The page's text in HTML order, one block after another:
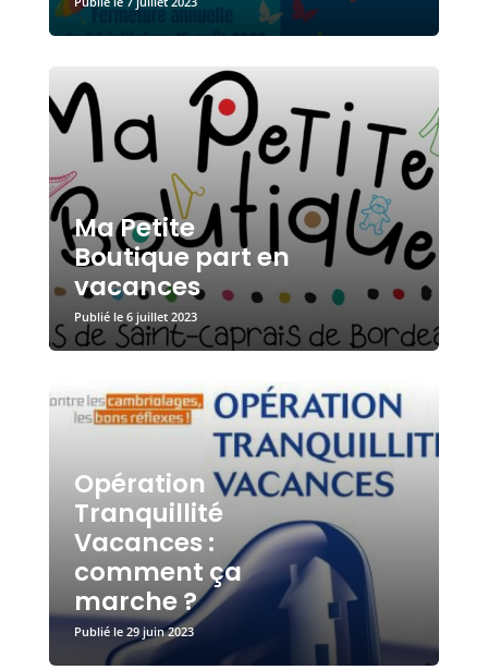
Ma Petite
Boutique part en
vacances
6 juillet 2023
Opération
Tranquillité
Vacances :
comment ça
marche ?
29 juin 2023